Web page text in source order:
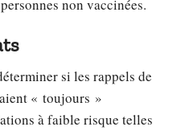
non vaccinées.
si les rappels de
« toujours »
à faible risque telles